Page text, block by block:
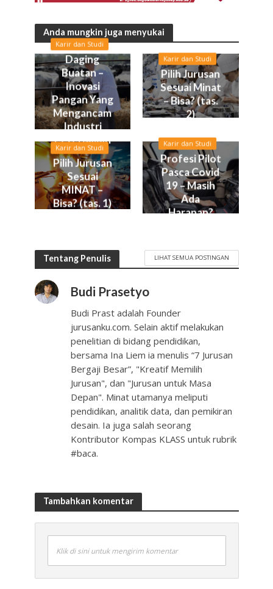
Anda mungkin juga menyukai
Karir dan Studi
Daging
Buatan –
Inovasi
Pangan Yang
Mengancam
Industri
Peternakan
Karir dan Studi
Pilih Jurusan
Sesuai Minat
– Bisa? (tas.
2)
Karir dan Studi
Pilih Jurusan
Sesuai
MINAT –
Bisa? (tas. 1)
Karir dan Studi
Profesi Pilot
Pasca Covid
19 – Masih
Ada
Harapan?
Tentang Penulis LIHAT SEMUA POSTINGAN
Budi Prasetyo
Budi Prast adalah Founder
jurusanku.com. Selain aktif melakukan
penelitian di bidang pendidikan,
bersama Ina Liem ia menulis “7 Jurusan
Bergaji Besar”, "Kreatif Memilih
Jurusan", dan "Jurusan untuk Masa
Depan". Minat utamanya meliputi
pendidikan, analitik data, dan pemikiran
desain. Ia juga salah seorang
Kontributor Kompas KLASS untuk rubrik
#baca.
Tambahkan komentar
Klik di sini untuk mengirim komentar